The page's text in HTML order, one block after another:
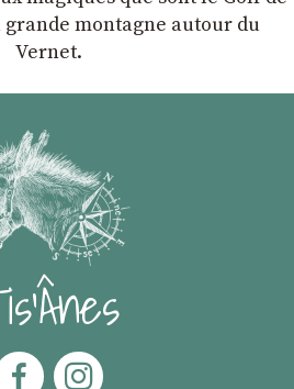
grande montagne autour du
Vernet.